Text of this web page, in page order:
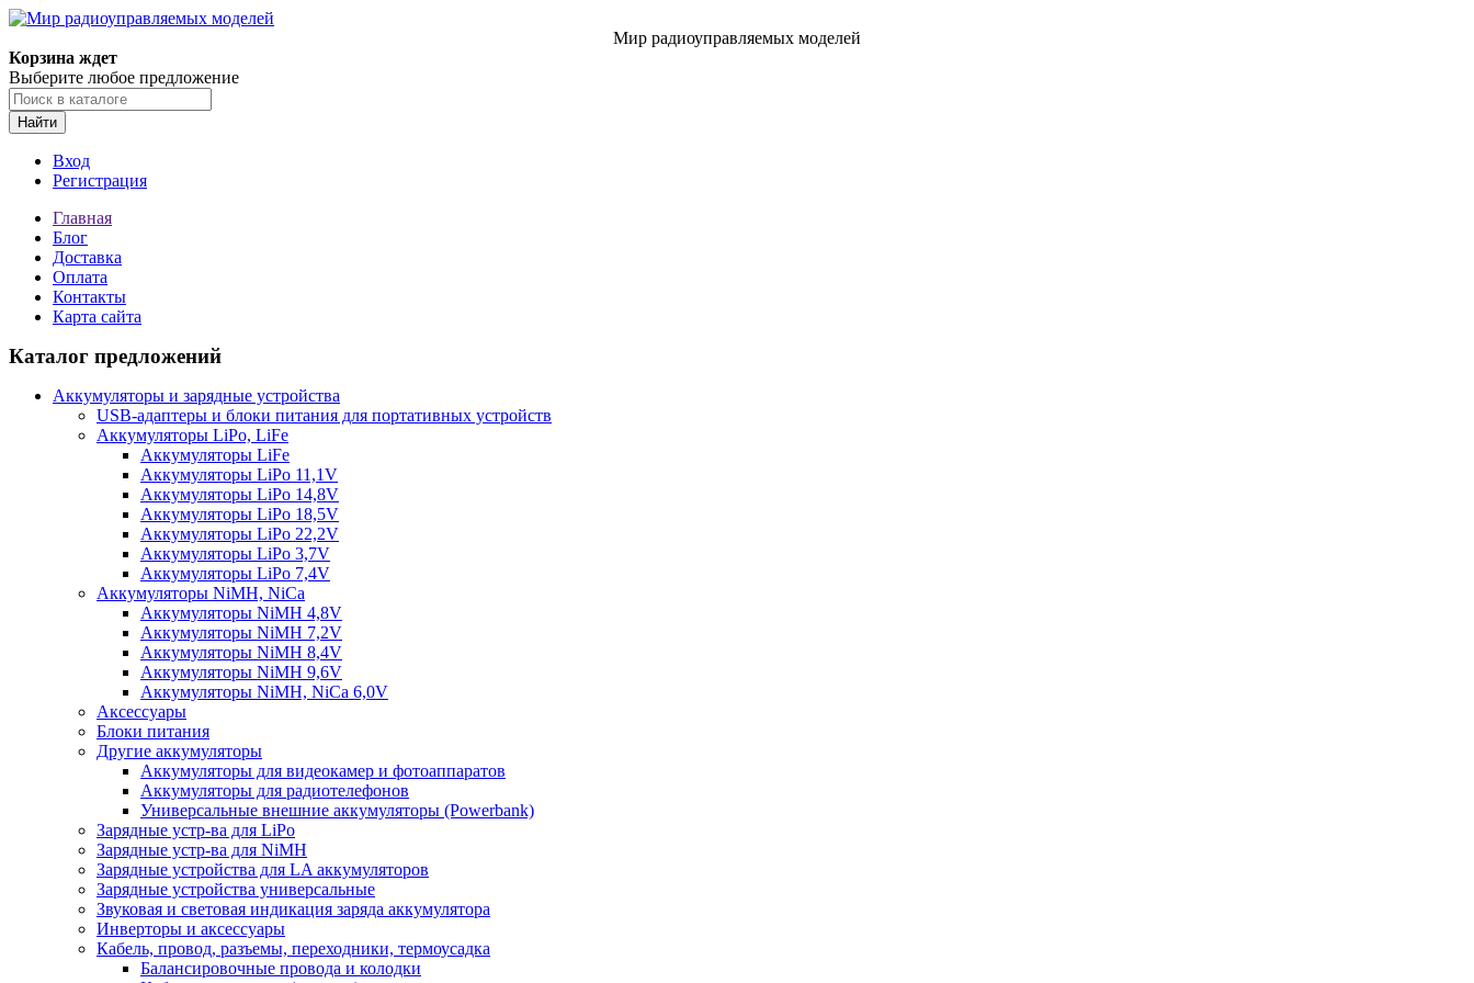
Мир радиоуправляемых моделей
Корзина ждет
Выберите любое предложение
Найти
Вход
Регистрация
Главная
Блог
Доставка
Оплата
Контакты
Карта сайта
Каталог предложений
Аккумуляторы и зарядные устройства
USB-адаптеры и блоки питания для портативных устройств
Аккумуляторы LiPo, LiFe
Аккумуляторы LiFe
Аккумуляторы LiPo 11,1V
Аккумуляторы LiPo 14,8V
Аккумуляторы LiPo 18,5V
Аккумуляторы LiPo 22,2V
Аккумуляторы LiPo 3,7V
Аккумуляторы LiPo 7,4V
Аккумуляторы NiMH, NiCa
Аккумуляторы NiMH 4,8V
Аккумуляторы NiMH 7,2V
Аккумуляторы NiMH 8,4V
Аккумуляторы NiMH 9,6V
Аккумуляторы NiMH, NiCa 6,0V
Аксессуары
Блоки питания
Другие аккумуляторы
Аккумуляторы для видеокамер и фотоаппаратов
Аккумуляторы для радиотелефонов
Универсальные внешние аккумуляторы (Powerbank)
Зарядные устр-ва для LiPo
Зарядные устр-ва для NiMH
Зарядные устройства для LA аккумуляторов
Зарядные устройства универсальные
Звуковая и световая индикация заряда аккумулятора
Инверторы и аксессуары
Кабель, провод, разъемы, переходники, термоусадка
Балансировочные провода и колодки